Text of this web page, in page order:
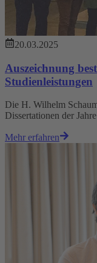
20.03.2025
Auszeichnung
Studienleistungen
Die H. Wilhelm
Dissertationen der
Mehr erfahren